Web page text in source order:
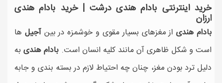
خرید اینترنتی بادام هندی درشت |خرید بادام هندی
ارزان
بادام هندیاز مغزهای بسیار مقوی و خوشمزه در بینآجیل ها
است و شکل ظاهری آن مانند کلیه انسان است. بادام هندیبه
دلیل ترد بودن مغز، چنان چه احتیاط لازم در بسته بندی و جابه